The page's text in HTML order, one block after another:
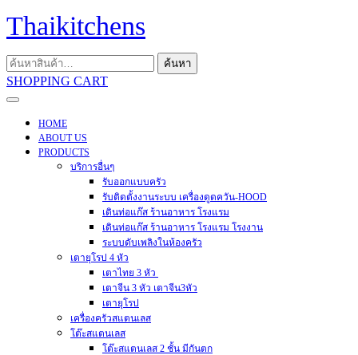
Skip
to
Thaikitchens
ค้นหา: ค้นหา
SHOPPING CARTSHOPPING
Open
HOME
ABOUT US
PRODUCTS
บริการอื่นๆ
รับออกแบบครัว
รับติดตั้งงานระบบ เครื่องดูดควัน-HOOD
เดินท่อแก๊ส ร้านอาหาร โรงแรม
เดินท่อแก๊ส ร้านอาหาร โรงแรม โรงงาน
ระบบดับเพลิงในห้องครัว
เตายุโรป 4 หัว
เตาไทย 3 หัว
เตาจีน 3 หัว เตาจีน3หัว
เตายุโรป
เครื่องครัวสแตนเลส
โต๊ะสแตนเลส
โต๊ะสแตนเลส 2 ชั้น มีกันตก